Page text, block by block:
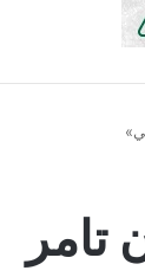
تامر